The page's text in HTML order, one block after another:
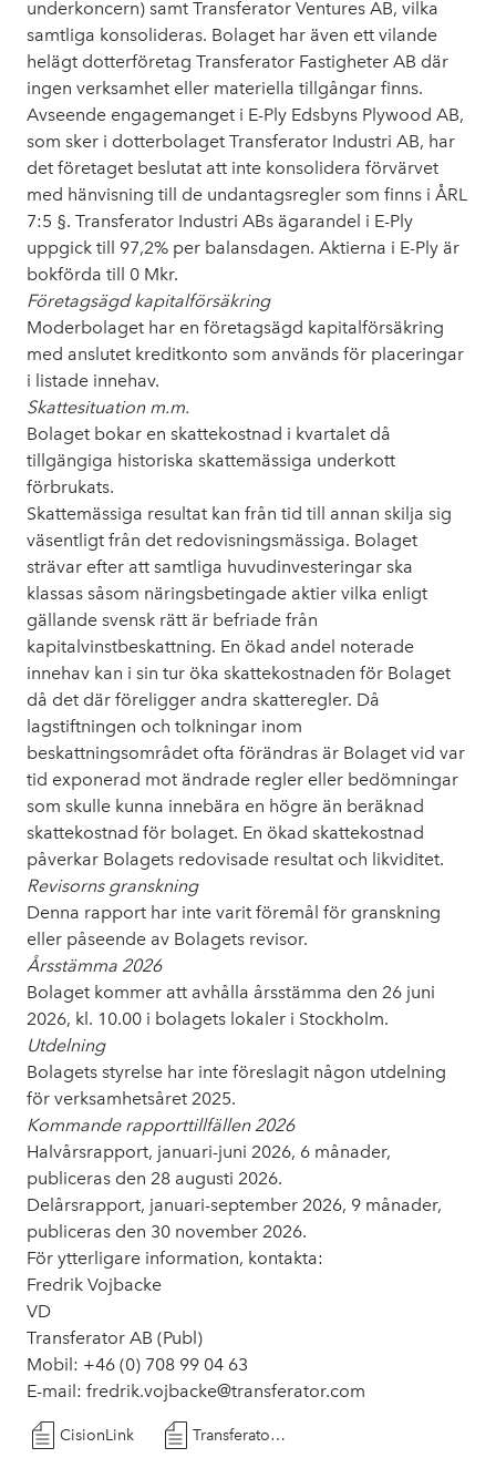
underkoncern) samt Transferator Ventures AB, vilka
samtliga konsolideras. Bolaget har även ett vilande
helägt dotterföretag Transferator Fastigheter AB där
ingen verksamhet eller materiella tillgångar finns.
Avseende engagemanget i E-Ply Edsbyns Plywood AB,
som sker i dotterbolaget Transferator Industri AB, har
det företaget beslutat att inte konsolidera förvärvet
med hänvisning till de undantagsregler som finns i ÅRL
7:5 §. Transferator Industri ABs ägarandel i E-Ply
uppgick till 97,2% per balansdagen. Aktierna i E-Ply är
bokförda till 0 Mkr.
Företagsägd kapitalförsäkring
Moderbolaget har en företagsägd kapitalförsäkring
med anslutet kreditkonto som används för placeringar
i listade innehav.
Skattesituation m.m.
Bolaget bokar en skattekostnad i kvartalet då
tillgängiga historiska skattemässiga underkott
förbrukats.
Skattemässiga resultat kan från tid till annan skilja sig
väsentligt från det redovisningsmässiga. Bolaget
strävar efter att samtliga huvudinvesteringar ska
klassas såsom näringsbetingade aktier vilka enligt
gällande svensk rätt är befriade från
kapitalvinstbeskattning. En ökad andel noterade
innehav kan i sin tur öka skattekostnaden för Bolaget
då det där föreligger andra skatteregler. Då
lagstiftningen och tolkningar inom
beskattningsområdet ofta förändras är Bolaget vid var
tid exponerad mot ändrade regler eller bedömningar
som skulle kunna innebära en högre än beräknad
skattekostnad för bolaget. En ökad skattekostnad
påverkar Bolagets redovisade resultat och likviditet.
Revisorns granskning
Denna rapport har inte varit föremål för granskning
eller påseende av Bolagets revisor.
Årsstämma 2026
Bolaget kommer att avhålla årsstämma den 26 juni
2026, kl. 10.00 i bolagets lokaler i Stockholm.
Utdelning
Bolagets styrelse har inte föreslagit någon utdelning
för verksamhetsåret 2025.
Kommande rapporttillfällen 2026
Halvårsrapport, januari-juni 2026, 6 månader,
publiceras den 28 augusti 2026.
Delårsrapport, januari-september 2026, 9 månader,
publiceras den 30 november 2026.
För ytterligare information, kontakta:
Fredrik Vojbacke
VD
Transferator AB (Publ)
Mobil: +46 (0) 708 99 04 63
E-mail: fredrik.vojbacke@transferator.com
CisionLink Transferator AB_Delårsrapport Q1 2026